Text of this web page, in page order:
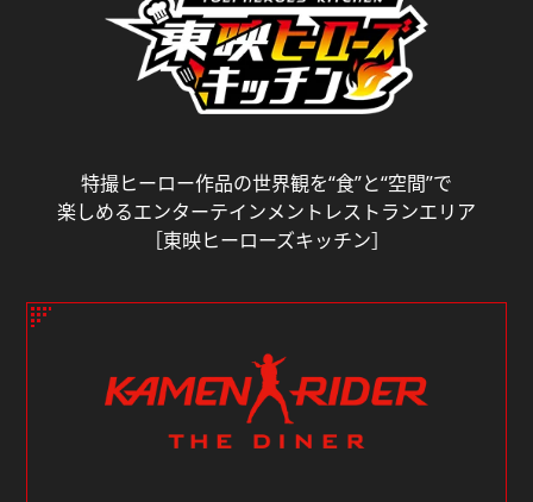
特撮ヒーロー作品の世界観を“食”と“空間”で
楽しめるエンターテインメントレストランエリア
［東映ヒーローズキッチン］